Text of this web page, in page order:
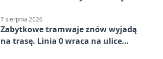
7 sierpnia 2026
Zabytkowe tramwaje znów wyjadą
na trasę. Linia 0 wraca na ulice